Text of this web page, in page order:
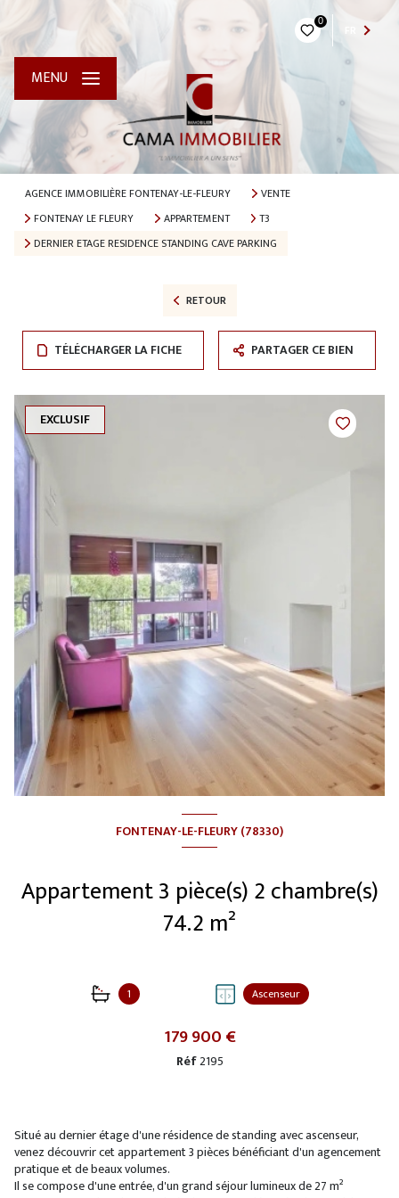
0
MENU
AGENCE IMMOBILIÈRE FONTENAY-LE-FLEURY
VENTE
FONTENAY LE FLEURY
APPARTEMENT
T3
DERNIER ETAGE RESIDENCE STANDING CAVE PARKING
RETOUR
TÉLÉCHARGER LA FICHE PARTAGER CE BIEN
EXCLUSIF
FONTENAY-LE-FLEURY (78330)
Appartement 3 pièce(s) 2 chambre(s)
74.2 m²
1 Ascenseur
179 900 €
Réf2195
Situé au dernier étage d'une résidence de standing avec ascenseur,
venez découvrir cet appartement 3 pièces bénéficiant d'un agencement
pratique et de beaux volumes.
Il se compose d'une entrée, d'un grand séjour lumineux de 27 m²